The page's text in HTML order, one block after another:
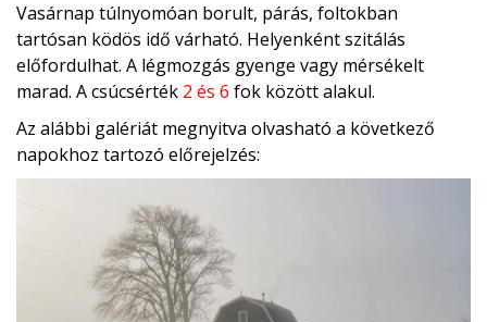
Vasárnap túlnyomóan borult, párás, foltokban
tartósan ködös idő várható. Helyenként szitálás
előfordulhat. A légmozgás gyenge vagy mérsékelt
marad. A csúcsérték 2 és 6 fok között alakul.
Az alábbi galériát megnyitva olvasható a következő
napokhoz tartozó előrejelzés: